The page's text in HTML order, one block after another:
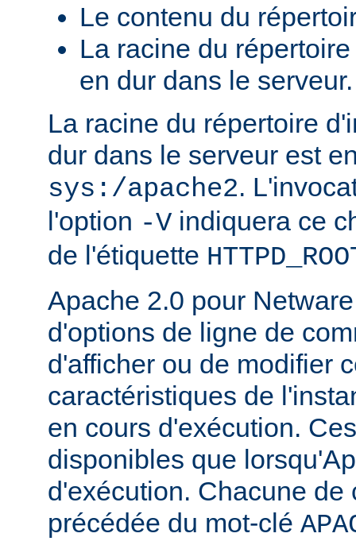
Le contenu du
La racine du
en dur dans le serveur.
La racine du répertoire
dur dans le serveur est
sys:/apache2.
l'option -V indiquera ce
de l'étiquette
Apache 2.0 pour
d'options de ligne de
d'afficher ou de modifier
caractéristiques de
en cours d'exécution.
disponibles que
d'exécution. Chacune de
précédée du mot-clé